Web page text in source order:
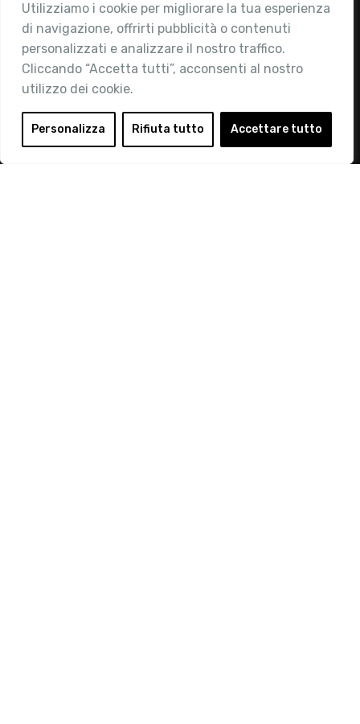
Utilizziamo i cookie per migliorare la tua esperienza
di navigazione, offrirti pubblicità o contenuti
personalizzati e analizzare il nostro traffico.
Cliccando “Accetta tutti”, acconsenti al nostro
utilizzo dei cookie.
Personalizza Rifiuta tutto Accettare tutto
Chi siamo
Attività
Contatti
Area Riservata
Login
Diventa Socio